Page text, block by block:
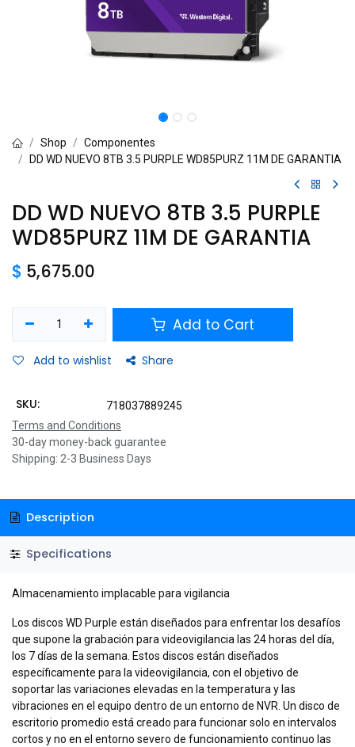
Shop
Componentes
DD WD NUEVO 8TB 3.5 PURPLE WD85PURZ 11M DE GARANTIA
DD WD NUEVO 8TB 3.5 PURPLE
WD85PURZ 11M DE GARANTIA
$ 5,675.00
Add to Cart
Add to wishlist Share
SKU:
718037889245
Terms and Conditions
30-day money-back guarantee
Shipping: 2-3 Business Days
Description
Specifications
Almacenamiento implacable para vigilancia
Los discos WD Purple están diseñados para enfrentar los desafíos
que supone la grabación para videovigilancia las 24 horas del día,
los 7 días de la semana. Estos discos están diseñados
específicamente para la videovigilancia, con el objetivo de
soportar las variaciones elevadas en la temperatura y las
vibraciones en el equipo dentro de un entorno de NVR. Un disco de
escritorio promedio está creado para funcionar solo en intervalos
cortos y no en el entorno severo de funcionamiento continuo las